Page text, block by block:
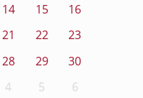
14 15
16
21 22
23
28 29
30
4 5 6